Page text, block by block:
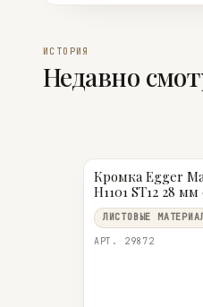
ИСТОРИЯ
Недавно
Кромка Egger
H1101 ST12 28
ЛИСТОВЫЕ
АРТ. 29872